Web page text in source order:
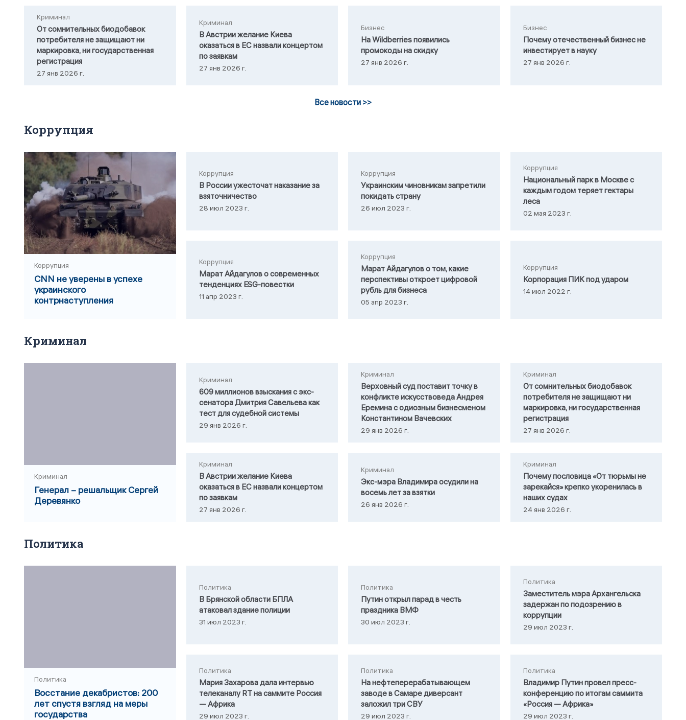
Криминал
От сомнительных биодобавок
потребителя не защищают ни
маркировка, ни государственная
регистрация
27 янв 2026 г.
Криминал
В Австрии желание Киева
оказаться в ЕС назвали концертом
по заявкам
27 янв 2026 г.
Бизнес
На Wildberries появились
промокоды на скидку
27 янв 2026 г.
Бизнес
Почему отечественный бизнес не
инвестирует в науку
27 янв 2026 г.
Все новости >>
Коррупция
Коррупция
CNN не уверены в успехе
украинского
контрнаступления
Коррупция
В России ужесточат наказание за
взяточничество
28 июл 2023 г.
Коррупция
Украинским чиновникам запретили
покидать страну
26 июл 2023 г.
Коррупция
Национальный парк в Москве с
каждым годом теряет гектары
леса
02 мая 2023 г.
Коррупция
Марат Айдагулов о современных
тенденциях ESG-повестки
11 апр 2023 г.
Коррупция
Марат Айдагулов о том, какие
перспективы откроет цифровой
рубль для бизнеса
05 апр 2023 г.
Коррупция
Корпорация ПИК под ударом
14 июл 2022 г.
Криминал
Криминал
Генерал – решальщик Сергей
Деревянко
Криминал
609 миллионов взыскания с экс-
сенатора Дмитрия Савельева как
тест для судебной системы
29 янв 2026 г.
Криминал
Верховный суд поставит точку в
конфликте искусствоведа Андрея
Еремина с одиозным бизнесменом
Константином Вачевских
29 янв 2026 г.
Криминал
От сомнительных биодобавок
потребителя не защищают ни
маркировка, ни государственная
регистрация
27 янв 2026 г.
Криминал
В Австрии желание Киева
оказаться в ЕС назвали концертом
по заявкам
27 янв 2026 г.
Криминал
Экс-мэра Владимира осудили на
восемь лет за взятки
26 янв 2026 г.
Криминал
Почему пословица «От тюрьмы не
зарекайся» крепко укоренилась в
наших судах
24 янв 2026 г.
Политика
Политика
Восстание декабристов: 200
лет спустя взгляд на меры
государства
Политика
В Брянской области БПЛА
атаковал здание полиции
31 июл 2023 г.
Политика
Путин открыл парад в честь
праздника ВМФ
30 июл 2023 г.
Политика
Заместитель мэра Архангельска
задержан по подозрению в
коррупции
29 июл 2023 г.
Политика
Мария Захарова дала интервью
телеканалу RТ на саммите Россия
— Африка
29 июл 2023 г.
Политика
На нефтеперерабатывающем
заводе в Самаре диверсант
заложил три СВУ
29 июл 2023 г.
Политика
Владимир Путин провел пресс-
конференцию по итогам саммита
«Россия — Африка»
29 июл 2023 г.